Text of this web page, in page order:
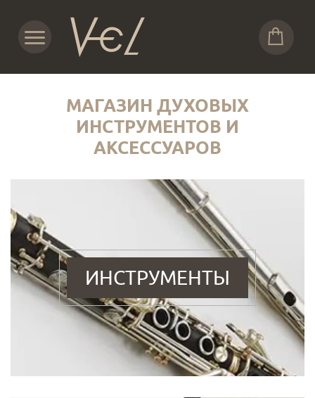
МАГАЗИН ДУХОВЫХ
ИНСТРУМЕНТОВ И
АКСЕССУАРОВ
ИНСТРУМЕНТЫ